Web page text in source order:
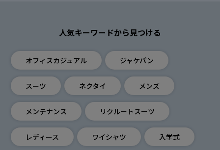
人気キーワードから見つける
オフィスカジュアル ジャケパン
スーツ ネクタイ メンズ
メンテナンス リクルートスーツ
レディース ワイシャツ 入学式